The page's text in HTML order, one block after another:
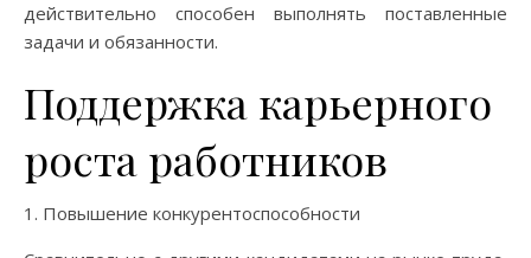
действительно способен выполнять поставленные
задачи и обязанности.
Поддержка карьерного
роста работников
1. Повышение конкурентоспособности